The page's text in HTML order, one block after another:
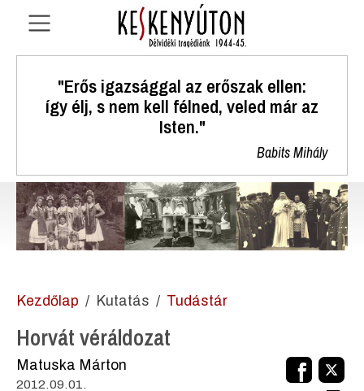
"Erős igazsággal az erőszak ellen:
így élj, s nem kell félned, veled már az
Isten."
Babits Mihály
Kezdőlap Kutatás Tudástár
Horvát véráldozat
Matuska Márton
2012.09.01.